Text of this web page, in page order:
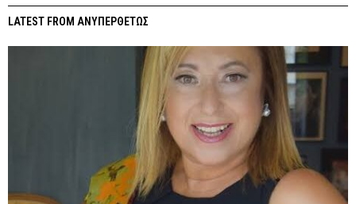
LATEST FROM ΑΝΥΠΕΡΘΕΤΩΣ